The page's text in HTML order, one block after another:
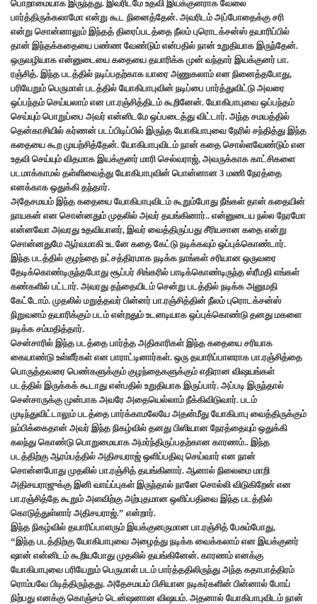
பொறாமையாக இருந்தது. இவரிடமே உதவி இயக்குனராக வேலை
பார்த்திருக்கலாமோ என்று கூட நினைத்தேன். அவரிடம் அப்போதைக்கு சரி
என்று சொன்னாலும் இந்தத் திரைப்படத்தை நீலம் புரொடக்சன்ஸ் தயாரிப்பில்
தான் இந்தக்கதையை பண்ண வேண்டும் என்பதில் நான் உறுதியாக இருந்தேன்.
ஒருவழியாக என்னுடையை கதையை தயாரிக்க முன் வந்தார் இயக்குனர் பா.
ரஞ்சித். இந்த படத்தில் நடிப்பதற்காக யாரை அணுகலாம் என நினைத்தபோது,
பரியேறும் பெருமாள் படத்தில் யோகிபாபுவின் நடிப்பை பார்த்துவிட்டு அவரை
ஒப்பந்தம் செய்யலாம் என பா.ரஞ்சித்திடம் கூறினேன். யோகிபாபுவை ஒப்பந்தம்
செய்யும் பொறுப்பை அவர் என்னிடமே ஒப்படைத்து விட்டார். அந்த சமயத்தில்
தென்காசியில் கர்ணன் படப்பிடிப்பில் இருந்த யோகிபாபுவை நேரில் சந்தித்து இந்த
கதையை கூற முயற்சித்தேன். யோகிபாபுவிடம் நான் கதை சொல்ளவேண்டும் என
உதவி செய்யும் விதமாக இயக்குனர் மாரி செல்வராஜ், அவருக்காக காட்சிகளை
படமாக்காமல் தள்ளிவைத்து யோகிபாபுவின் பொன்னான 3 மணி நேரத்தை
எனக்காக ஒதுக்கி தந்தார்.
அதேசமயம் இந்த கதையை யோகிபாபுவிடம் கூறும்போது நீங்கள் தான் கதையின்
நாயகன் என சொன்னதும் முதலில் அவர் தயங்கினார்.. என்னுடைய நல்ல நேரமோ
என்னவோ அவரது உதவியாளர், இவர் வைத்திருப்பது சீரியசான கதை என்று
சொன்னதுமே ஆர்வமாகி உடனே கதை கேட்டு நடிக்கவும் ஒப்புக்கொண்டார்.
இந்த படத்தில் குழந்தை நட்சத்திரமாக நடிக்க நாங்கள் சரியான ஒருவரை
தேடிக்கொண்டிருந்தபோது சூப்பர் சிங்கரில் பாடிக்கொண்டிருந்த ஸ்ரீமதி எங்கள்
கண்களில் பட்டார். அவரது தந்தையிடம் சென்று படத்தில் நடிக்க அனுமதி
கேட்டோம். முதலில் மறுத்தவர் பின்னர் பா.ரஞ்சித்தின் நீலம் புரொடக்சன்ஸ்
நிறுவனம் தயாரிக்கும் படம் என்றதும் உடனடியாக ஒப்புக்கொண்டு தனது மகளை
நடிக்க சம்மதித்தார்.
சென்சாரில் இந்த படத்தை பார்த்த அதிகாரிகள் இந்த கதையை சரியாக
கையாண்டு உள்ளீர்கள் என பாராட்டினார்கள். ஒரு தயாரிப்பாளராக பா.ரஞ்சித்தை
பொருத்தவரை பெண்களுக்கும் குழந்தைகளுக்கும் எதிரான விஷயங்கள்
படத்தில் இருக்கக் கூடாது என்பதில் உறுதியாக இருப்பார். அப்படி இருந்தால்
சென்சாருக்கு முன்பாக அவரே அதையெல்லாம் நீக்கிவிடுவார். படம்
முடிந்துவிட்டாலும் படத்தை பார்க்காமலேயே அதன்மீது யோகிபாபு வைத்திருக்கும்
நம்பிக்கைதான் அவர் இந்த நிகழ்வில் தனது பிஸியான நேரத்தையும் ஒதுக்கி
கலந்து கொண்டு பொறுமையாக அமர்ந்திருப்பதற்கான காரணம்.. இந்த
படத்திற்கு ஆரம்பத்தில் அதிசயராஜ் ஒளிப்பதிவு செய்வார் என நான்
சொன்னபோது முதலில் பா.ரஞ்சித் தயங்கினார். ஆனால் நிலைமை மாறி
அதிசயராஜுக்கு இனி வாய்ப்புகள் இருந்தால் நானே சொல்லி விடுகிறேன் என
பா.ரஞ்சித்தே கூறும் அளவிற்கு அற்புதமான ஒளிப்பதிவை இந்த படத்தில்
கொடுத்துள்ளார் அதிசயராஜ்.” என்றார்.
இந்த நிகழ்வில் தயாரிப்பாளரும் இயக்குனருமான பா.ரஞ்சித் பேசும்போது,
“இந்த படத்திற்கு யோகிபாபுவை அழைத்து நடிக்க வைக்கலாம் என இயக்குனர்
ஷான் என்னிடம் கூறியபோது முதலில் தயங்கினேன். காரணம் எனக்கு
யோகிபாபுவை பரியேறும் பெருமாள் படம் பார்த்ததிலிருந்து அந்த கதாபாத்திரம்
ரொம்பவே பிடித்திருந்தது. அதேசமயம் பிசியான நடிகர்களின் பின்னால் போய்
நிற்பது எனக்கு கொஞ்சம் டென்ஷனான விஷயம். அதனால் யோகிபாபுவிடம் நான்